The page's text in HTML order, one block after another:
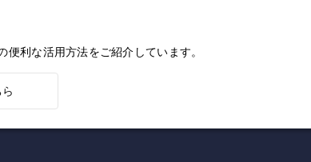
利な活用方法をご紹介しています。